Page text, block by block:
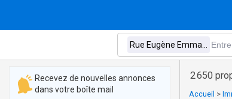
2 650
Accueil >
Recevez de nouvelles annonces
dans votre boîte mail